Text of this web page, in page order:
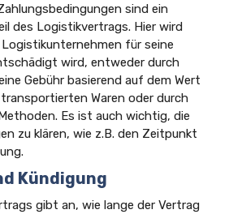
sind ein
des Logistikvertrags. Hier wird
für seine
wird, entweder durch
Gebühr basierend auf dem Wert
Waren oder durch
Es ist auch wichtig, die
zu klären, wie z.B. den Zeitpunkt
Kündigung
gibt an, wie lange der Vertrag